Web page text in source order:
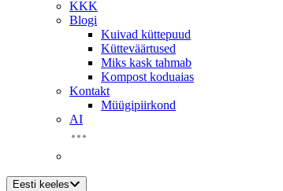
KKK
Blogi
Kuivad küttepuud
Kütteväärtused
Miks kask tahmab
Kompost koduaias
Kontakt
Müügipiirkond
AI
Eesti keeles